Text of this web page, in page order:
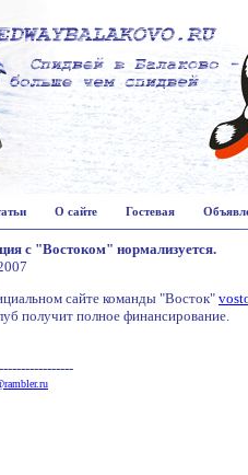
О сайте Гостевая
с "Востоком" нормализуется.
сайте команды "Восток"
получит полное финансирование.